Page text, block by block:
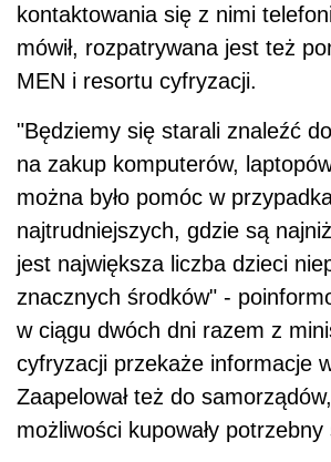
kontaktowania się z nimi
mówił, rozpatrywana jest też
MEN i resortu cyfryzacji.
"Będziemy się starali znaleźć
na zakup komputerów,
można było pomóc w
najtrudniejszych, gdzie są
jest największa liczba dzieci
znacznych środków" -
w ciągu dwóch dni razem z
cyfryzacji przekaże informacje
Zaapelował też do
możliwości kupowały potrzebny